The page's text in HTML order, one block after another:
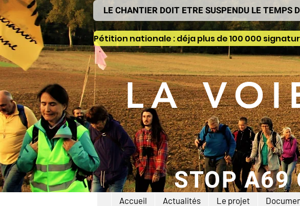
LE CHANTIER DOIT ETRE SUSPENDU LE TEMPS
LA
STOP A69
Accueil Actualités Le projet